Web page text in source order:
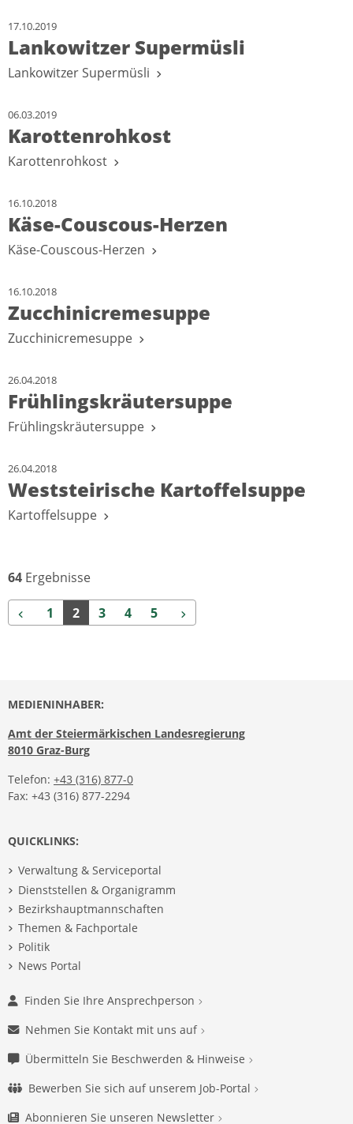
17.10.2019
Lankowitzer Supermüsli
Lankowitzer Supermüsli
06.03.2019
Karottenrohkost
Karottenrohkost
16.10.2018
Käse-Couscous-Herzen
Käse-Couscous-Herzen
16.10.2018
Zucchinicremesuppe
Zucchinicremesuppe
26.04.2018
Frühlingskräutersuppe
Frühlingskräutersuppe
26.04.2018
Weststeirische Kartoffelsuppe
Kartoffelsuppe
64 Ergebnisse
Zurück
1 2 3 4 5 Weiter
MEDIENINHABER:
Amt der Steiermärkischen Landesregierung
8010 Graz-Burg
Telefon: +43 (316) 877-0
Fax: +43 (316) 877-2294
QUICKLINKS:
Verwaltung & Serviceportal
Dienststellen & Organigramm
Bezirkshauptmannschaften
Themen & Fachportale
Politik
News Portal
Finden Sie Ihre Ansprechperson
Nehmen Sie Kontakt mit uns auf
Übermitteln Sie Beschwerden & Hinweise
Bewerben Sie sich auf unserem Job-Portal
Abonnieren Sie unseren Newsletter